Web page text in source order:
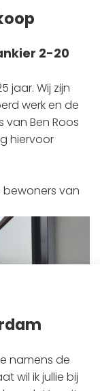
2-20
jaar. Wij zijn
werk en de
Ben Roos
hiervoor
bewoners van
namens de
wil ik jullie bij